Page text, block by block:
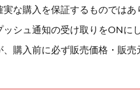
な購入を保証するものではあ
シュ通知の受け取りをONに
購入前に必ず販売価格・販売